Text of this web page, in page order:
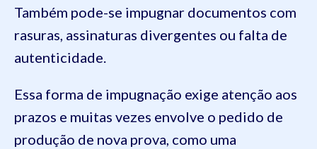
Também pode-se impugnar documentos com
rasuras, assinaturas divergentes ou falta de
autenticidade.
Essa forma de impugnação exige atenção aos
prazos e muitas vezes envolve o pedido de
produção de nova prova, como uma